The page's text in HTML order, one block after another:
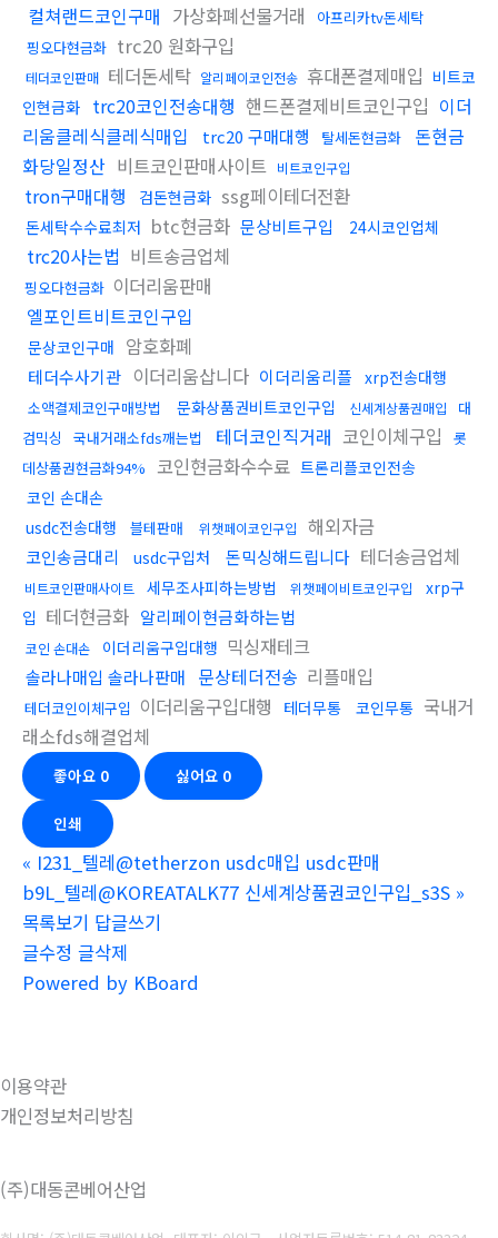
컬쳐랜드코인구매 가상화폐선물거래
아프리카tv돈세탁
핑오다현금화 trc20 원화구입
테더코인판매 테더돈세탁 알리페이코인전송 휴대폰결제매입 비트코
인현금화 trc20코인전송대행 핸드폰결제비트코인구입 이더
리움클레식클레식매입
trc20 구매대행 탈세돈현금화
돈현금
화당일정산 비트코인판매사이트 비트코인구입
tron구매대행 검돈현금화 ssg페이테더전환
돈세탁수수료최저 btc현금화 문상비트구입 24시코인업체
trc20사는법 비트송금업체
핑오다현금화 이더리움판매
엘포인트비트코인구입
문상코인구매 암호화폐
테더수사기관 이더리움삽니다 이더리움리플 xrp전송대행
소액결제코인구매방법 문화상품권비트코인구입 신세계상품권매입
대
검믹싱
국내거래소fds깨는법 테더코인직거래 코인이체구입
롯
데상품권현금화94% 코인현금화수수료 트론리플코인전송
코인 손대손
usdc전송대행
블테판매 위챗페이코인구입 해외자금
코인송금대리 usdc구입처 돈믹싱해드립니다 테더송금업체
비트코인판매사이트 세무조사피하는방법 위챗페이비트코인구입
xrp구
입 테더현금화 알리페이현금화하는법
코인 손대손 이더리움구입대행 믹싱재테크
솔라나매입 솔라나판매 문상테더전송 리플매입
테더코인이체구입 이더리움구입대행 테더무통 코인무통 국내거
래소fds해결업체
좋아요 0 싫어요 0
인쇄
« I231_텔레@tetherzon usdc매입 usdc판매
b9L_텔레@KOREATALK77 신세계상품권코인구입_s3S »
목록보기 답글쓰기
글수정 글삭제
Powered by KBoard
이용약관
개인정보처리방침
(주)대동콘베어산업